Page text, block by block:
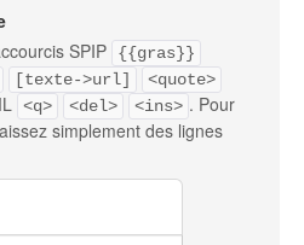
SPIP
{{gras}}
[texte->url]
<quote>
<q> <del> <ins> . Pour
simplement des lignes